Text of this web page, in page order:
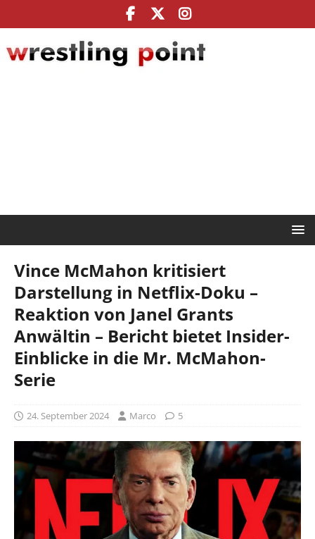
Vince McMahon kritisiert
Darstellung in Netflix-Doku –
Reaktion von Janel Grants
Anwältin – Bericht bietet Insider-
Einblicke in die Mr. McMahon-
Serie
24. September 2024 Marco 5